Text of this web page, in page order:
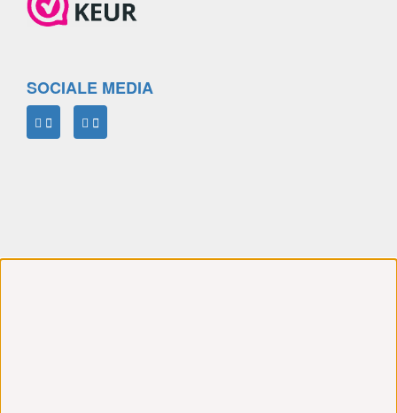
SOCIALE MEDIA